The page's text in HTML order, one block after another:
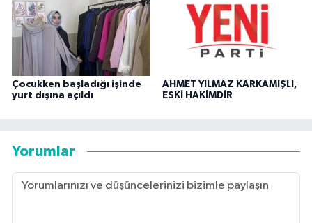
Çocukken başladığı işinde
yurt dışına açıldı
AHMET YILMAZ KARKAMIŞLI,
ESKİ HAKİMDİR
Yorumlar